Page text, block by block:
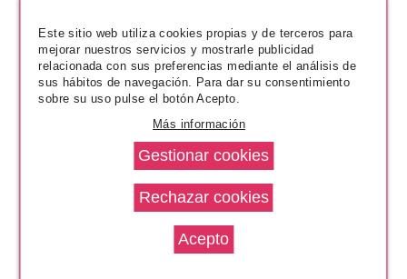
Este sitio web utiliza cookies propias y de terceros para
mejorar nuestros servicios y mostrarle publicidad
relacionada con sus preferencias mediante el análisis de
sus hábitos de navegación. Para dar su consentimiento
sobre su uso pulse el botón Acepto.
Más información